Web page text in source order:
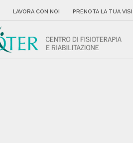
LAVORA CON NOI PRENOTA LA TUA